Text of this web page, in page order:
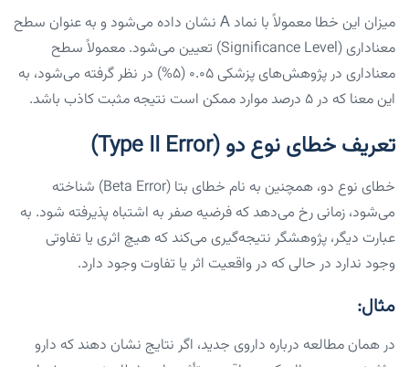
میزان این خطا معمولاً با نماد Α نشان داده می‌شود و به عنوان سطح
معناداری (Significance Level) تعیین می‌شود. معمولاً سطح
معناداری در پژوهش‌های پزشکی ۰.۰۵ (۵%) در نظر گرفته می‌شود، به
این معنا که در ۵ درصد موارد ممکن است نتیجه مثبت کاذب باشد.
تعریف خطای نوع دو (Type II Error)
خطای نوع دو، همچنین به نام خطای بتا (Beta Error) شناخته
می‌شود، زمانی رخ می‌دهد که فرضیه صفر به اشتباه پذیرفته شود. به
عبارت دیگر، پژوهشگر نتیجه‌گیری می‌کند که هیچ اثری یا تفاوتی
وجود ندارد در حالی که در واقعیت اثر یا تفاوت وجود دارد.
مثال:
در همان مطالعه درباره داروی جدید، اگر نتایج نشان دهند که دارو